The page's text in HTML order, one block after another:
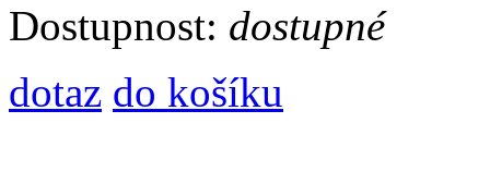
Dostupnost: dostupné
dotaz do košíku